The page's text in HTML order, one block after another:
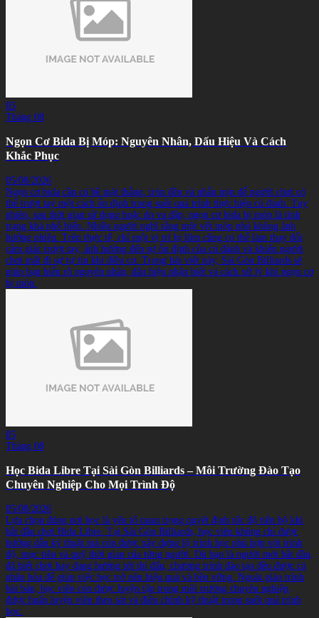
05
Tháng 08
Ngọn Cơ Bida Bị Móp: Nguyên Nhân, Dấu Hiệu Và Cách
Khắc Phục
05/08/2026
Ngọn cơ bida cần có bề mặt thẳng, tròn đều và nhẵn mịn để người chơi có
thể trượt tay một cách ổn định trong suốt quá trình thực hiện cú đánh. Tuy
nhiên, sau thời gian sử dụng hoặc do va đập, ngọn cơ bida bị móp là tình
trạng khá phổ biến. Nhiều người nghĩ rằng một vết móp nhỏ không ảnh
hưởng nhiều. Trên thực tế, chỉ một vị trí bị lõm cũng có thể làm thay đổi
cảm giác trượt tay, ảnh hưởng đến sự ổn định của cú đánh và khiến người
chơi mất đi sự tự tin khi điều cơ. Trong bài viết này, Sài Gòn Billiards sẽ
giúp bạn hiểu rõ nguyên nhân, dấu hiệu nhận biết và cách xử lý khi ngọn cơ
bị móp.
05
Tháng 08
Học Bida Libre Tại Sài Gòn Billiards – Môi Trường Đào Tạo
Chuyên Nghiệp Cho Mọi Trình Độ
05/08/2026
Lựa chọn đúng nơi học là yếu tố quan trọng quyết định tốc độ tiến bộ khi
bắt đầu chơi Bida Libre. Tại Sài Gòn Billiards, học viên không chỉ được
hướng dẫn kỹ thuật mà còn được xây dựng lộ trình học phù hợp với trình
độ, mục tiêu và quỹ thời gian của từng người. Dù bạn là người mới bắt đầu,
đã biết chơi hay đang hướng tới thi đấu, chương trình đào tạo đều được cá
nhân hóa để giúp việc học trở nên hiệu quả và bền vững. Ngoài giáo trình
bài bản, học viên còn được luyện tập trong môi trường chuyên nghiệp,
được huấn luyện viên theo sát và điều chỉnh kỹ thuật trong suốt quá trình
học.